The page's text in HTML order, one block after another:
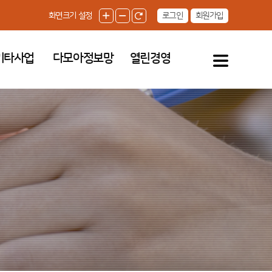
화면크기 설정 로그인 회원가입
타사업 다모아정보망 열린경영